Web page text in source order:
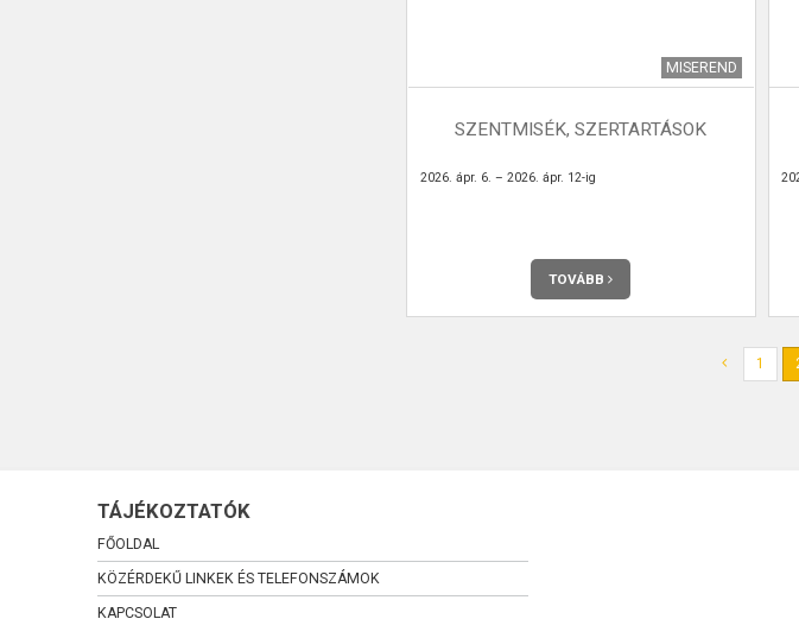
MISEREND
SZENTMISÉK, SZERTARTÁSOK
2026. ápr. 6. – 2026. ápr. 12-ig
TOVÁBB
1
TÁJÉKOZTATÓK
FŐOLDAL
KÖZÉRDEKŰ LINKEK ÉS TELEFONSZÁMOK
KAPCSOLAT